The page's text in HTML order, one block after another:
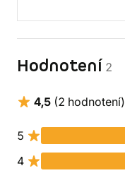
Hodnotení 2
4,5 (2 hodnotení)
5
4